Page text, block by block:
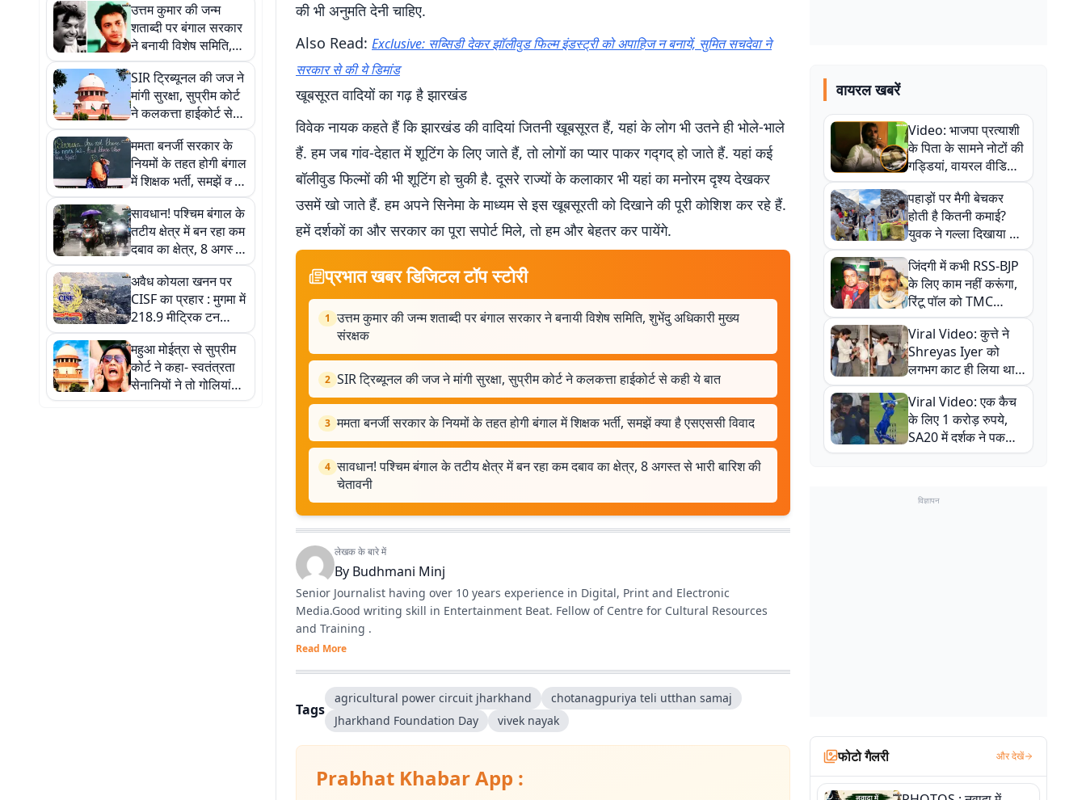
उत्तम कुमार की जन्म
शताब्दी पर बंगाल सरकार
ने बनायी विशेष समिति,
शुभेंदु अधिकारी मुख्य
संरक्षक
SIR ट्रिब्यूनल की जज ने
मांगी सुरक्षा, सुप्रीम कोर्ट
ने कलकत्ता हाईकोर्ट से
कही ये बात
ममता बनर्जी सरकार के
नियमों के तहत होगी बंगाल
में शिक्षक भर्ती, समझें क्या
है एसएससी विवाद
सावधान! पश्चिम बंगाल के
तटीय क्षेत्र में बन रहा कम
दबाव का क्षेत्र, 8 अगस्त
से भारी बारिश की चेतावनी
अवैध कोयला खनन पर
CISF का प्रहार : मुगमा में
218.9 मीट्रिक टन
कोयला जब्त, जानें कितनी
है कीमत
महुआ मोईत्रा से सुप्रीम
कोर्ट ने कहा- स्वतंत्रता
सेनानियों ने तो गोलियां
खायीं थीं, आपको अंडे से
की भी अनुमति देनी चाहिए.
Also Read: Exclusive: सब्सिडी देकर झॉलीवुड फिल्म इंडस्ट्री को अपाहिज न बनायें, सुमित सचदेवा ने
सरकार से की ये डिमांड
खूबसूरत वादियों का गढ़ है झारखंड
विवेक नायक कहते हैं कि झारखंड की वादियां जितनी खूबसूरत हैं, यहां के लोग भी उतने ही भोले-भाले
हैं. हम जब गांव-देहात में शूटिंग के लिए जाते हैं, तो लोगों का प्यार पाकर गद्गद् हो जाते हैं. यहां कई
बॉलीवुड फिल्मों की भी शूटिंग हो चुकी है. दूसरे राज्यों के कलाकार भी यहां का मनोरम दृश्य देखकर
उसमें खो जाते हैं. हम अपने सिनेमा के माध्यम से इस खूबसूरती को दिखाने की पूरी कोशिश कर रहे हैं.
हमें दर्शकों का और सरकार का पूरा सपोर्ट मिले, तो हम और बेहतर कर पायेंगे.
प्रभात खबर डिजिटल टॉप स्टोरी
1 उत्तम कुमार की जन्म शताब्दी पर बंगाल सरकार ने बनायी विशेष समिति, शुभेंदु अधिकारी मुख्य
संरक्षक
2 SIR ट्रिब्यूनल की जज ने मांगी सुरक्षा, सुप्रीम कोर्ट ने कलकत्ता हाईकोर्ट से कही ये बात
3 ममता बनर्जी सरकार के नियमों के तहत होगी बंगाल में शिक्षक भर्ती, समझें क्या है एसएससी विवाद
4 सावधान! पश्चिम बंगाल के तटीय क्षेत्र में बन रहा कम दबाव का क्षेत्र, 8 अगस्त से भारी बारिश की
चेतावनी
लेखक के बारे में
By Budhmani Minj
Senior Journalist having over 10 years experience in Digital, Print and Electronic
Media.Good writing skill in Entertainment Beat. Fellow of Centre for Cultural Resources
and Training .
Read More
Tags
agricultural power circuit jharkhand
chotanagpuriya teli utthan samaj
Jharkhand Foundation Day
vivek nayak
Prabhat Khabar App :
वायरल खबरें
Video: भाजपा प्रत्याशी
के पिता के सामने नोटों की
गड्डियां, वायरल वीडियो
से राजनीति में उबाल,
अजित महतो बोले- TMC
की गंदी चाल
पहाड़ों पर मैगी बेचकर
होती है कितनी कमाई?
युवक ने गल्ला दिखाया तो
नौकरी वालों के खड़े हो गए
कान
जिंदगी में कभी RSS-BJP
के लिए काम नहीं करूंगा,
रिंटू पॉल को TMC
ऑफिस में ले जाकर पीटा,
Video वायरल
Viral Video: कुत्ते ने
Shreyas Iyer को
लगभग काट ही लिया था,
न्यूजीलैंड सीरीज से पहले
बाल-बाल बचे
Viral Video: एक कैच
के लिए 1 करोड़ रुपये,
SA20 में दर्शक ने पकड़ा
एक हाथ से गजब का कैच
विज्ञापन
फोटो गैलरी और देखें